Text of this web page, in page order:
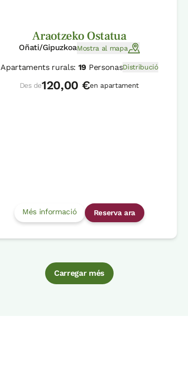
Araotzeko Ostatua
Oñati/GipuzkoaMostra al mapa
Apartaments rurals: 19 PersonasDistribució
Des de120,00 €en apartament
Més informació Reserva ara
Carregar més